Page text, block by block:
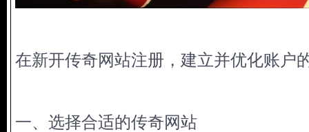
在新开传奇网站注册，建立并优化账户
一、选择合适的传奇网站